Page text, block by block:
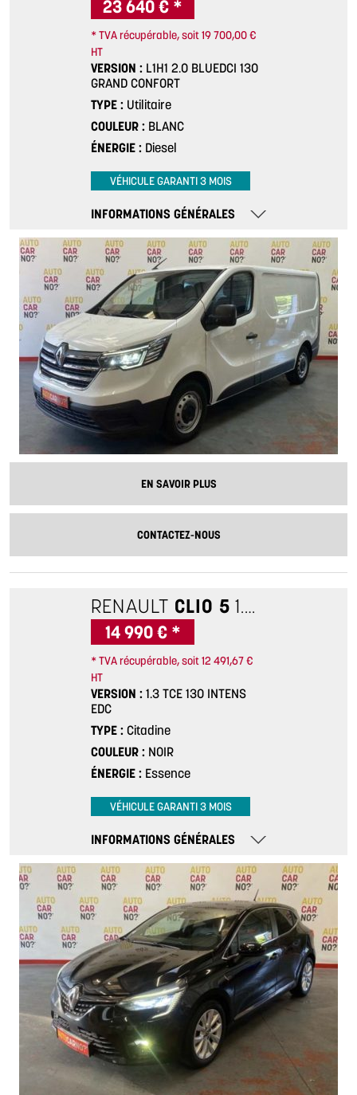
23 640 € *
* TVA récupérable, soit 19 700,00 €
HT
VERSION
L1H1 2.0 BLUEDCI 130
GRAND CONFORT
TYPE
Utilitaire
COULEUR
BLANC
ÉNERGIE
Diesel
VÉHICULE GARANTI 3 MOIS
INFORMATIONS GÉNÉRALES
EN SAVOIR PLUS
CONTACTEZ-NOUS
RENAULT CLIO 5 1.3 TCE 130 INTENS EDC
14 990 € *
* TVA récupérable, soit 12 491,67 €
HT
VERSION
1.3 TCE 130 INTENS
EDC
TYPE
Citadine
COULEUR
NOIR
ÉNERGIE
Essence
VÉHICULE GARANTI 3 MOIS
INFORMATIONS GÉNÉRALES